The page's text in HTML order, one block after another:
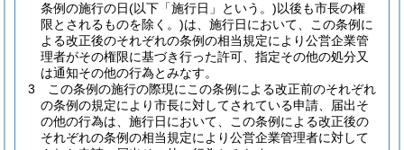
条例の施行の日(以下「施行日」という。)以後も市長の権
限とされるものを除く。)は、施行日において、この条例に
よる改正後のそれぞれの条例の相当規定により公営企業管
理者がその権限に基づき行った許可、指定その他の処分又
は通知その他の行為とみなす。
3
この条例の施行の際現にこの条例による改正前のそれぞれ
の条例の規定により市長に対してされている申請、届出そ
の他の行為は、施行日において、この条例による改正後の
それぞれの条例の相当規定により公営企業管理者に対して